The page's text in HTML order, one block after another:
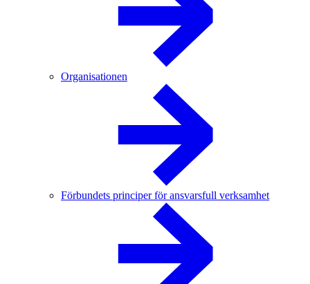
Organisationen
Förbundets principer för ansvarsfull verksamhet